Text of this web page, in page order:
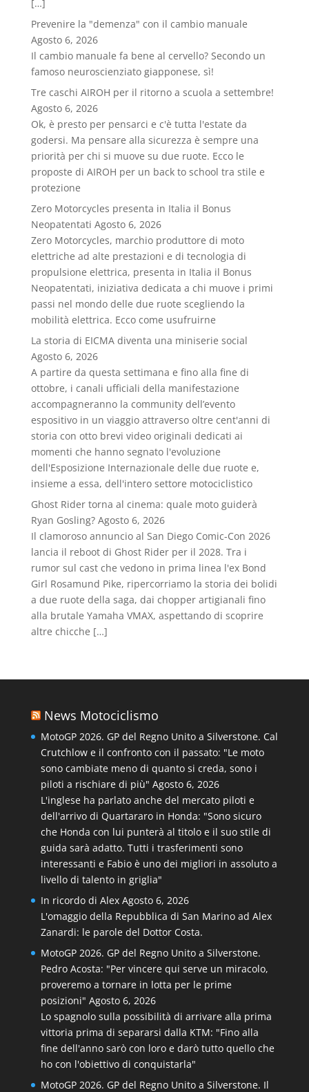
[…]
Prevenire la "demenza" con il cambio manuale
Agosto 6, 2026
Il cambio manuale fa bene al cervello? Secondo un
famoso neuroscienziato giapponese, sì!
Tre caschi AIROH per il ritorno a scuola a settembre!
Agosto 6, 2026
Ok, è presto per pensarci e c'è tutta l'estate da
godersi. Ma pensare alla sicurezza è sempre una
priorità per chi si muove su due ruote. Ecco le
proposte di AIROH per un back to school tra stile e
protezione
Zero Motorcycles presenta in Italia il Bonus
Neopatentati Agosto 6, 2026
Zero Motorcycles, marchio produttore di moto
elettriche ad alte prestazioni e di tecnologia di
propulsione elettrica, presenta in Italia il Bonus
Neopatentati, iniziativa dedicata a chi muove i primi
passi nel mondo delle due ruote scegliendo la
mobilità elettrica. Ecco come usufruirne
La storia di EICMA diventa una miniserie social
Agosto 6, 2026
A partire da questa settimana e fino alla fine di
ottobre, i canali ufficiali della manifestazione
accompagneranno la community dell’evento
espositivo in un viaggio attraverso oltre cent'anni di
storia con otto brevi video originali dedicati ai
momenti che hanno segnato l'evoluzione
dell'Esposizione Internazionale delle due ruote e,
insieme a essa, dell'intero settore motociclistico
Ghost Rider torna al cinema: quale moto guiderà
Ryan Gosling? Agosto 6, 2026
Il clamoroso annuncio al San Diego Comic-Con 2026
lancia il reboot di Ghost Rider per il 2028. Tra i
rumor sul cast che vedono in prima linea l'ex Bond
Girl Rosamund Pike, ripercorriamo la storia dei bolidi
a due ruote della saga, dai chopper artigianali fino
alla brutale Yamaha VMAX, aspettando di scoprire
altre chicche […]
News Motociclismo
MotoGP 2026. GP del Regno Unito a Silverstone. Cal
Crutchlow e il confronto con il passato: "Le moto
sono cambiate meno di quanto si creda, sono i
piloti a rischiare di più" Agosto 6, 2026
L'inglese ha parlato anche del mercato piloti e
dell'arrivo di Quartararo in Honda: "Sono sicuro
che Honda con lui punterà al titolo e il suo stile di
guida sarà adatto. Tutti i trasferimenti sono
interessanti e Fabio è uno dei migliori in assoluto a
livello di talento in griglia"
In ricordo di Alex Agosto 6, 2026
L'omaggio della Repubblica di San Marino ad Alex
Zanardi: le parole del Dottor Costa.
MotoGP 2026. GP del Regno Unito a Silverstone.
Pedro Acosta: "Per vincere qui serve un miracolo,
proveremo a tornare in lotta per le prime
posizioni" Agosto 6, 2026
Lo spagnolo sulla possibilità di arrivare alla prima
vittoria prima di separarsi dalla KTM: "Fino alla
fine dell'anno sarò con loro e darò tutto quello che
ho con l'obiettivo di conquistarla"
MotoGP 2026. GP del Regno Unito a Silverstone. Il